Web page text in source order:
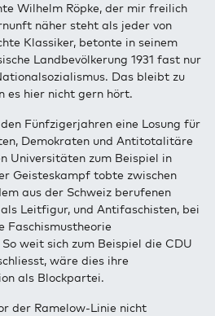
Wilhelm Röpke, der mir freilich
näher steht als jeder von
Klassiker, betonte in seinem
Landbevölkerung 1931 fast nur
Das bleibt zu
es hier nicht gern hört.
Fünfzigerjahren eine Losung für
Demokraten und Antitotalitäre
Universitäten zum Beispiel in
Geisteskampf tobte zwischen
aus der Schweiz berufenen
Leitfigur, und Antifaschisten, bei
Faschismustheorie
weit sich zum Beispiel die CDU
wäre dies ihre
als Blockpartei.
der Ramelow-Linie nicht